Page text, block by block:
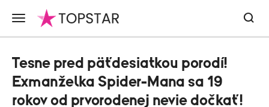
Tesne pred päťdesiatkou porodí!
Exmanželka Spider-Mana sa 19
rokov od prvorodenej nevie dočkať!